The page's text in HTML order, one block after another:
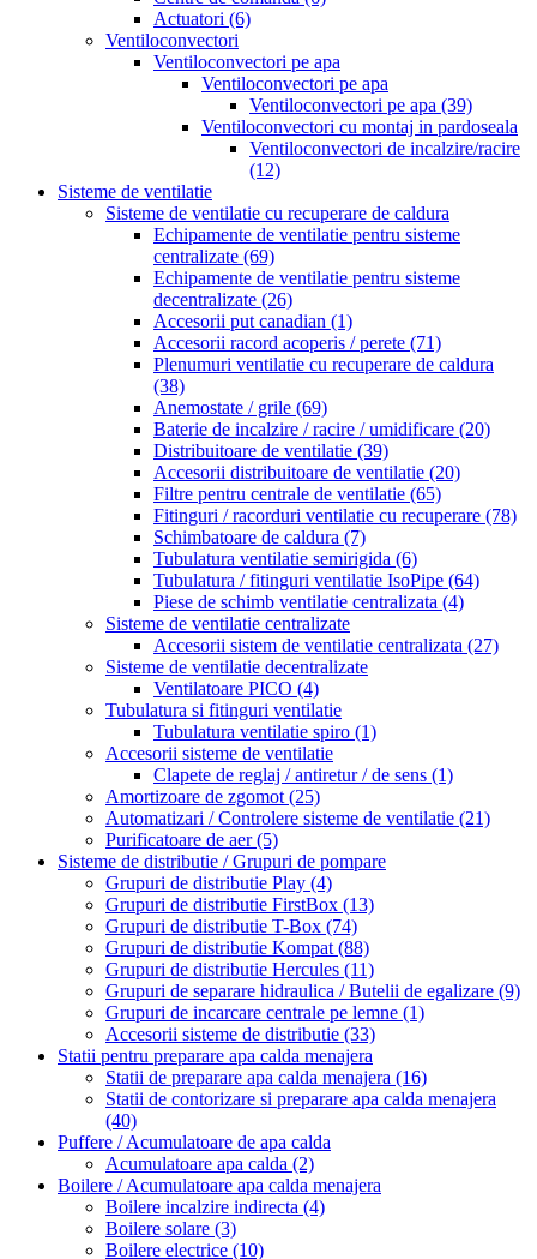
Actuatori (6)
Ventiloconvectori
Ventiloconvectori pe apa
Ventiloconvectori pe apa
Ventiloconvectori pe apa (39)
Ventiloconvectori cu montaj in pardoseala
Ventiloconvectori de incalzire/racire
(12)
Sisteme de ventilatie
Sisteme de ventilatie cu recuperare de caldura
Echipamente de ventilatie pentru sisteme
centralizate (69)
Echipamente de ventilatie pentru sisteme
decentralizate (26)
Accesorii put canadian (1)
Accesorii racord acoperis / perete (71)
Plenumuri ventilatie cu recuperare de caldura
(38)
Anemostate / grile (69)
Baterie de incalzire / racire / umidificare (20)
Distribuitoare de ventilatie (39)
Accesorii distribuitoare de ventilatie (20)
Filtre pentru centrale de ventilatie (65)
Fitinguri / racorduri ventilatie cu recuperare (78)
Schimbatoare de caldura (7)
Tubulatura ventilatie semirigida (6)
Tubulatura / fitinguri ventilatie IsoPipe (64)
Piese de schimb ventilatie centralizata (4)
Sisteme de ventilatie centralizate
Accesorii sistem de ventilatie centralizata (27)
Sisteme de ventilatie decentralizate
Ventilatoare PICO (4)
Tubulatura si fitinguri ventilatie
Tubulatura ventilatie spiro (1)
Accesorii sisteme de ventilatie
Clapete de reglaj / antiretur / de sens (1)
Amortizoare de zgomot (25)
Automatizari / Controlere sisteme de ventilatie (21)
Purificatoare de aer(5)
Sisteme de distributie / Grupuri de pompare
Grupuri de distributie Play (4)
Grupuri de distributie FirstBox (13)
Grupuri de distributie T-Box (74)
Grupuri de distributie Kompat (88)
Grupuri de distributie Hercules (11)
Grupuri de separare hidraulica / Butelii de egalizare (9)
Grupuri de incarcare centrale pe lemne (1)
Accesorii sisteme de distributie (33)
Statii pentru preparare apa calda menajera
Statii de preparare apa calda menajera (16)
Statii de contorizare si preparare apa calda menajera
(40)
Puffere / Acumulatoare de apa calda
Acumulatoare apa calda (2)
Boilere / Acumulatoare apa calda menajera
Boilere incalzire indirecta (4)
Boilere solare (3)
Boilere electrice (10)